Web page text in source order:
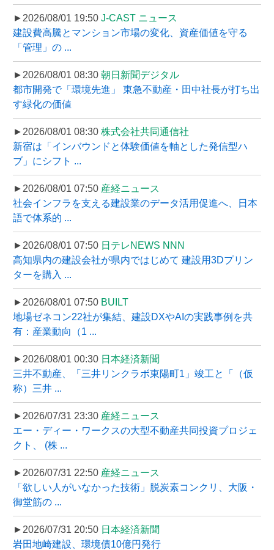
►2026/08/01 19:50 J-CAST ニュース
建設費高騰とマンション市場の変化、資産価値を守る
「管理」の ...
►2026/08/01 08:30 朝日新聞デジタル
都市開発で「環境先進」 東急不動産・田中社長が打ち出
す緑化の価値
►2026/08/01 08:30 株式会社共同通信社
新宿は「インバウンドと体験価値を軸とした発信型ハ
ブ」にシフト ...
►2026/08/01 07:50 産経ニュース
社会インフラを支える建設業のデータ活用促進へ、日本
語で体系的 ...
►2026/08/01 07:50 日テレNEWS NNN
高知県内の建設会社が県内ではじめて 建設用3Dプリン
ターを購入 ...
►2026/08/01 07:50 BUILT
地場ゼネコン22社が集結、建設DXやAIの実践事例を共
有：産業動向（1 ...
►2026/08/01 00:30 日本経済新聞
三井不動産、「三井リンクラボ東陽町1」竣工と「（仮
称）三井 ...
►2026/07/31 23:30 産経ニュース
エー・ディー・ワークスの大型不動産共同投資プロジェ
クト、 (株 ...
►2026/07/31 22:50 産経ニュース
「欲しい人がいなかった技術」脱炭素コンクリ、大阪・
御堂筋の ...
►2026/07/31 20:50 日本経済新聞
岩田地崎建設、環境債10億円発行